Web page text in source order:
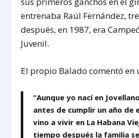
entrenaba Raúl Fernández,
después, en 1987, era
Juvenil.
El propio Balado comentó en
“Aunque yo nací en
antes de cumplir un año de
vino a vivir en La Habana
tiempo después la familia